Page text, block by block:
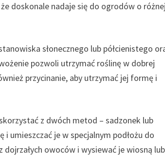
doskonale nadaje się do ogrodów o różnej
słonecznego lub półcienistego
pozwoli utrzymać roślinę w dobrej
przycinanie, aby utrzymać jej formę i
z dwóch metod – sadzonek lub
umieszczać je w specjalnym podłożu do
owoców i wysiewać je wiosną lub